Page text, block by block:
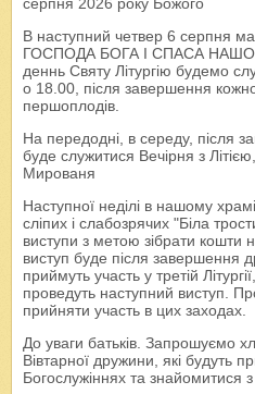
серпня 2026 року Божого
В наступний четвер 6 серпня
ГОСПОДА БОГА І СПАСА
деннь Святу Літургію будемо
о 18.00, після завершення
першоплодів.
На передодні, в середу, після
буде служитися Вечірня з
Мированя
Наступної неділі в нашому
сліпих і слабозрячих "Біла
виступи з метою зібрати
виступ буде після завершення
приймуть участь у третій
проведуть наступний виступ.
прийняти участь в цих заходах.
До уваги батьків. Запрошуємо
Вівтарної дружини, які будуть
Богослужіннях та знайомитися